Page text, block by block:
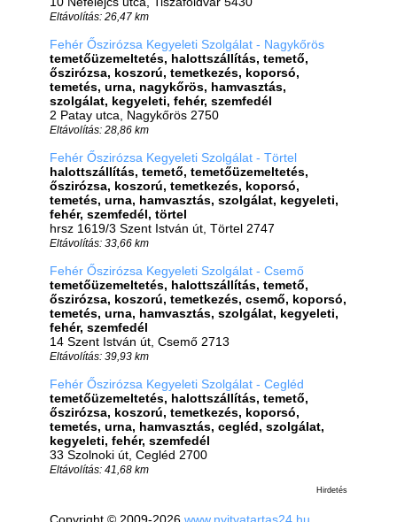
Eltávolítás: 26,47 km
Fehér Őszirózsa Kegyeleti Szolgálat - Nagykőrös
temetőüzemeltetés, halottszállítás, temető,
őszirózsa, koszorú, temetkezés, koporsó,
temetés, urna, nagykőrös, hamvasztás,
szolgálat, kegyeleti, fehér, szemfedél
2 Patay utca, Nagykőrös 2750
Eltávolítás: 28,86 km
Fehér Őszirózsa Kegyeleti Szolgálat - Törtel
halottszállítás, temető, temetőüzemeltetés,
őszirózsa, koszorú, temetkezés, koporsó,
temetés, urna, hamvasztás, szolgálat, kegyeleti,
fehér, szemfedél, törtel
hrsz 1619/3 Szent István út, Törtel 2747
Eltávolítás: 33,66 km
Fehér Őszirózsa Kegyeleti Szolgálat - Csemő
temetőüzemeltetés, halottszállítás, temető,
őszirózsa, koszorú, temetkezés, csemő, koporsó,
temetés, urna, hamvasztás, szolgálat, kegyeleti,
fehér, szemfedél
14 Szent István út, Csemő 2713
Eltávolítás: 39,93 km
Fehér Őszirózsa Kegyeleti Szolgálat - Cegléd
temetőüzemeltetés, halottszállítás, temető,
őszirózsa, koszorú, temetkezés, koporsó,
temetés, urna, hamvasztás, cegléd, szolgálat,
kegyeleti, fehér, szemfedél
33 Szolnoki út, Cegléd 2700
Eltávolítás: 41,68 km
Hirdetés